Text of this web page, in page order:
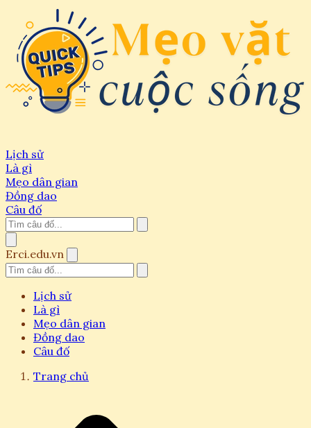
Lịch sử
Là gì
Mẹo dân gian
Đồng dao
Câu đố
Erci.edu.vn
Lịch sử
Là gì
Mẹo dân gian
Đồng dao
Câu đố
Trang chủ